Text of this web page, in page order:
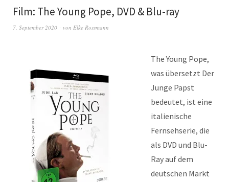
Film: The Young Pope, DVD & Blu-ray
7. September 2020 von Elke Rossmann
The Young Pope,
was übersetzt Der
Junge Papst
bedeutet, ist eine
italienische
Fernsehserie, die
als DVD und Blu-
Ray auf dem
deutschen Markt